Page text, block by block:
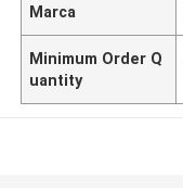
Marca
Minimum Order Q
uantity